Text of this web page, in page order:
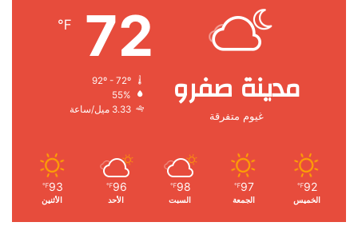
مدينة صفرو
غيوم متفرقة
72
℉
55%
3.33 ميل/ساعة
92
℉
الخميس
97
℉
الجمعة
98
℉
السبت
96
℉
الأحد
93
℉
الأثنين